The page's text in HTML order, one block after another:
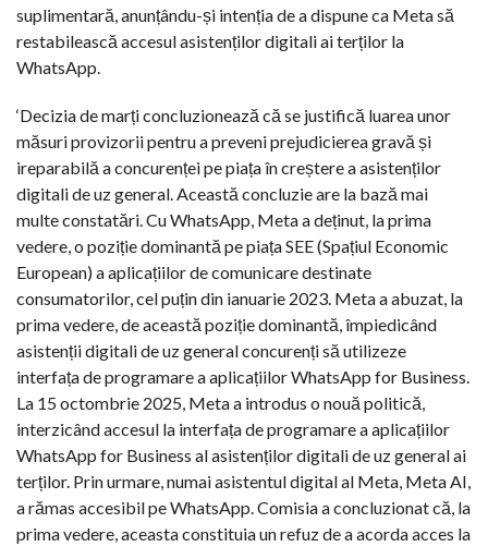
suplimentară, anunțându-și intenția de a dispune ca Meta să
restabilească accesul asistenților digitali ai terților la
WhatsApp.
‘Decizia de marți concluzionează că se justifică luarea unor
măsuri provizorii pentru a preveni prejudicierea gravă și
ireparabilă a concurenței pe piața în creștere a asistenților
digitali de uz general. Această concluzie are la bază mai
multe constatări. Cu WhatsApp, Meta a deținut, la prima
vedere, o poziție dominantă pe piața SEE (Spațiul Economic
European) a aplicațiilor de comunicare destinate
consumatorilor, cel puțin din ianuarie 2023. Meta a abuzat, la
prima vedere, de această poziție dominantă, împiedicând
asistenții digitali de uz general concurenți să utilizeze
interfața de programare a aplicațiilor WhatsApp for Business.
La 15 octombrie 2025, Meta a introdus o nouă politică,
interzicând accesul la interfața de programare a aplicațiilor
WhatsApp for Business al asistenților digitali de uz general ai
terților. Prin urmare, numai asistentul digital al Meta, Meta AI,
a rămas accesibil pe WhatsApp. Comisia a concluzionat că, la
prima vedere, aceasta constituia un refuz de a acorda acces la